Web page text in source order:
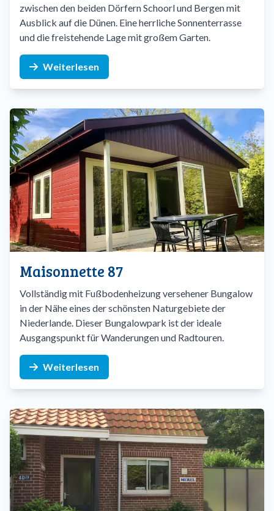
zwischen den beiden Dörfern Schoorl und Bergen mit
Ausblick auf die Dünen. Eine herrliche Sonnenterrasse
und die freistehende Lage mit großem Garten.
Weiterlesen
Maisonnette 87
Vollständig mit Fußbodenheizung versehener Bungalow
in der Nähe eines der schönsten Naturgebiete der
Niederlande. Dieser Bungalowpark ist der ideale
Ausgangspunkt für Wanderungen und Radtouren.
Weiterlesen